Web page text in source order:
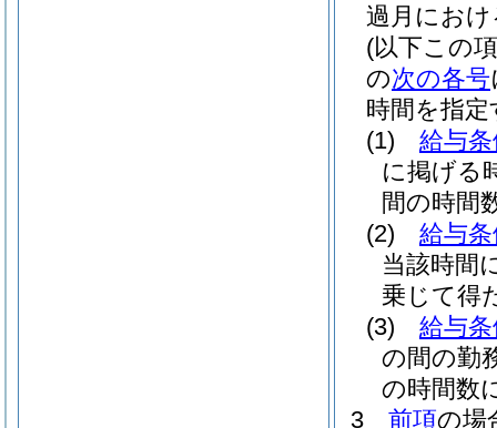
過月におけ
(以下この
の次の各号
時間を指
(1)
給与
に掲げる
間の時間
(2)
給与
当該時間
乗じて得
(3)
給与
の間の勤
の時間数
3
前項の場